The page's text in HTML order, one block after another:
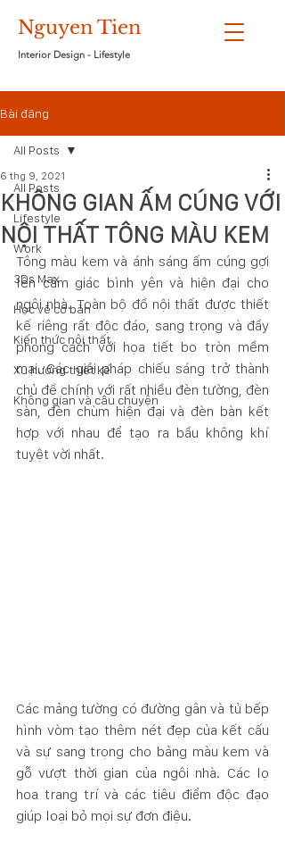
Nguyen Tien
Interior Design - Lifestyle
Bài đăng
All Posts
Lifestyle
Work
3Ds Max
Học vẽ cơ bản
Kiến thức nội thất
Xu hướng thiết kế
Không gian và câu chuyện
All Posts
KHÔNG GIAN ẤM CÚNG VỚI
NỘI THẤT TÔNG MÀU KEM
6 thg 9, 2021
Tông màu kem và ánh sáng ấm cúng gợi
lên cảm giác bình yên và hiện đại cho
ngôi nhà. Toàn bộ đồ nội thất được thiết
kế riêng rất độc đáo, sang trọng và đầy
phong cách với họa tiết bo tròn mềm
mại. Các giải pháp chiếu sáng trở thành
chủ đề chính với rất nhiều đèn tường, đèn
sàn, đèn chùm hiện đại và đèn bàn kết
hợp với nhau để tạo ra bầu không khí
tuyệt vời nhất.
Các mảng tường có đường gân và tủ bếp
hình vòm tạo thêm nét đẹp của kết cấu
và sự sang trọng cho bảng màu kem và
gỗ vượt thời gian của ngôi nhà. Các lọ
hoa trang trí và các tiêu điểm độc đạo
giúp loại bỏ mọi sự đơn điệu.